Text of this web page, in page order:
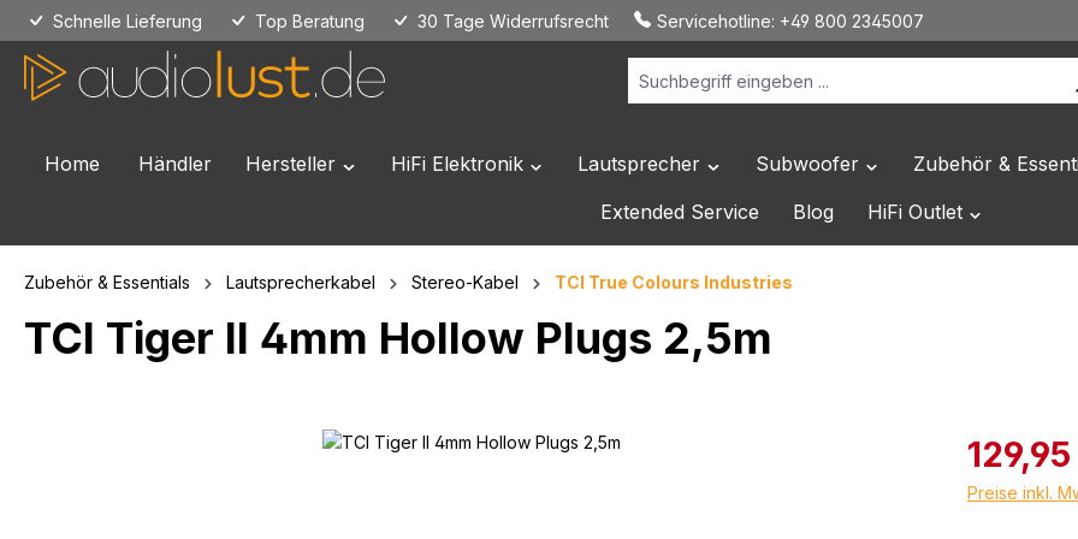
Hauptinhalt springen
Zur Suche springen
Zur Hauptnavigation springen
Schnelle Lieferung Top Beratung 30 Tage Widerrufsrecht Servicehotline: +49 800 2345007
Home Händler Hersteller Öffne oder Schließe das Dropdown der Kategorie Hersteller
HiFi Elektronik Öffne oder Schließe das Dropdown der Kategorie HiFi Elektronik
Lautsprecher Öffne oder Schließe das Dropdown der
Subwoofer Öffne oder Schließe das
Zubehör &
Extended Service Blog HiFi Outlet Öffne oder
Zubehör & Essentials Lautsprecherkabel Stereo-Kabel TCI True Colours Industries
TCI Tiger II 4mm Hollow Plugs 2,5m
Verkaufspreis:
Preise inkl.